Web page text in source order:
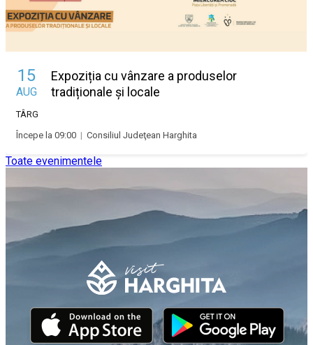
15
AUG
Expoziția cu vânzare a produselor
tradiționale și locale
TÂRG
Începe la 09:00 | Consiliul Judeţean Harghita
Toate evenimentele